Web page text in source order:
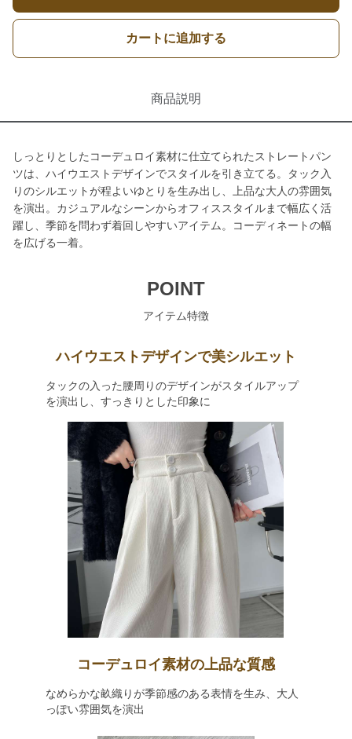
カートに追加する
商品説明
しっとりとしたコーデュロイ素材に仕立てられたストレートパン
ツは、ハイウエストデザインでスタイルを引き立てる。タック入
りのシルエットが程よいゆとりを生み出し、上品な大人の雰囲気
を演出。カジュアルなシーンからオフィススタイルまで幅広く活
躍し、季節を問わず着回しやすいアイテム。コーディネートの幅
を広げる一着。
POINT
アイテム特徴
ハイウエストデザインで美シルエット
タックの入った腰周りのデザインがスタイルアップ
を演出し、すっきりとした印象に
コーデュロイ素材の上品な質感
なめらかな畝織りが季節感のある表情を生み、大人
っぽい雰囲気を演出